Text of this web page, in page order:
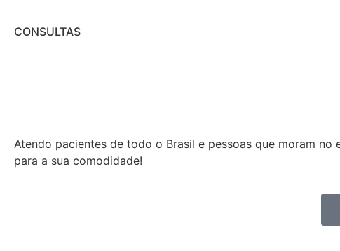
CONSULTAS
Atendo pacientes de todo o Brasil e pessoas que moram
para a sua comodidade!